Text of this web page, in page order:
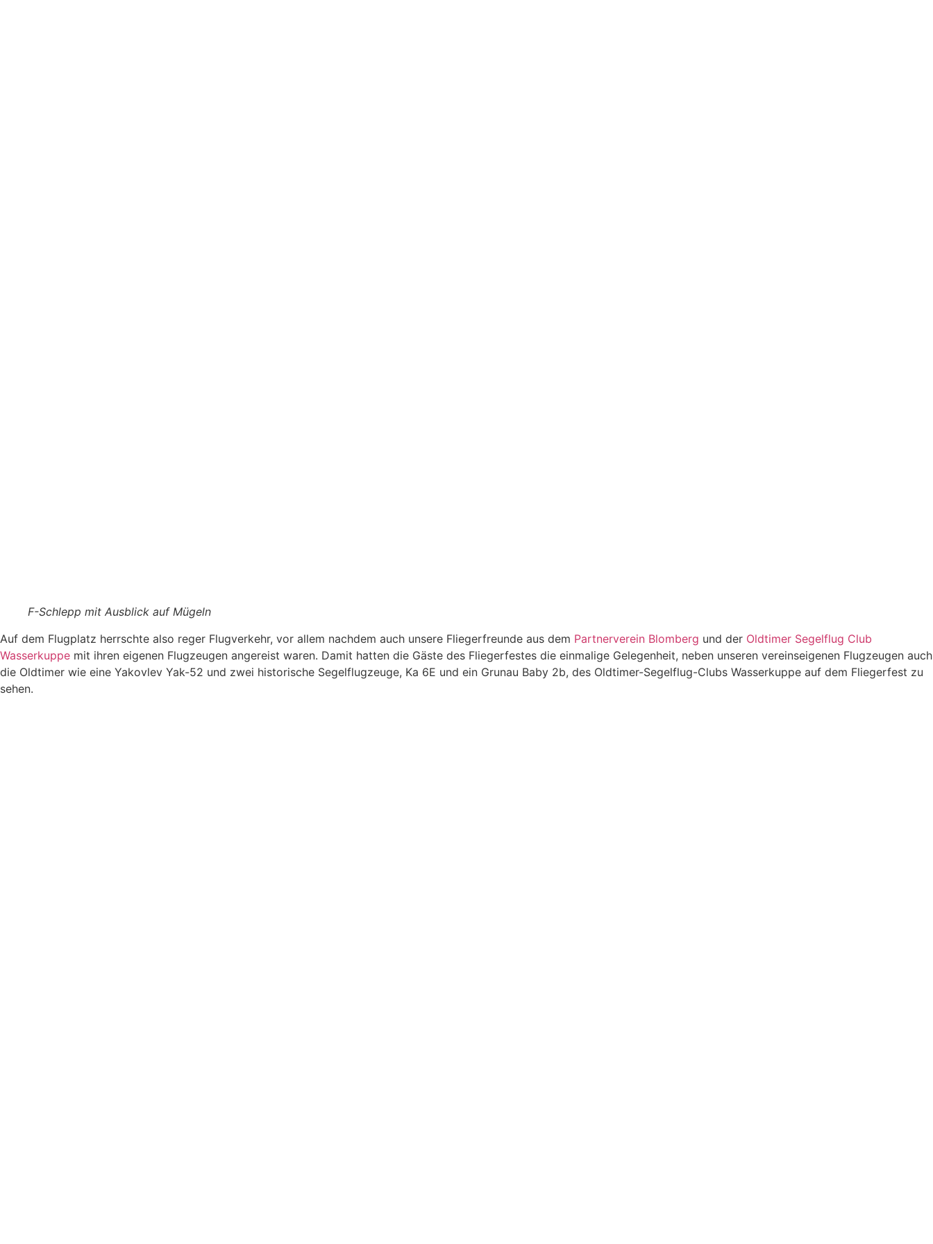
F-Schlepp mit Ausblick auf Mügeln
Auf dem Flugplatz herrschte also reger Flugverkehr, vor allem nachdem auch unsere Fliegerfreunde aus dem Partnerverein Blomberg und der Oldtimer Segelflug Club
Wasserkuppe mit ihren eigenen Flugzeugen angereist waren. Damit hatten die Gäste des Fliegerfestes die einmalige Gelegenheit, neben unseren vereinseigenen Flugzeugen auch
die Oldtimer wie eine Yakovlev Yak-52 und zwei historische Segelflugzeuge, Ka 6E und ein Grunau Baby 2b, des Oldtimer-Segelflug-Clubs Wasserkuppe auf dem Fliegerfest zu
sehen.